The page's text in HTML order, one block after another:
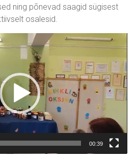
ning põnevad saagid sügisest
osalesid.
00:39